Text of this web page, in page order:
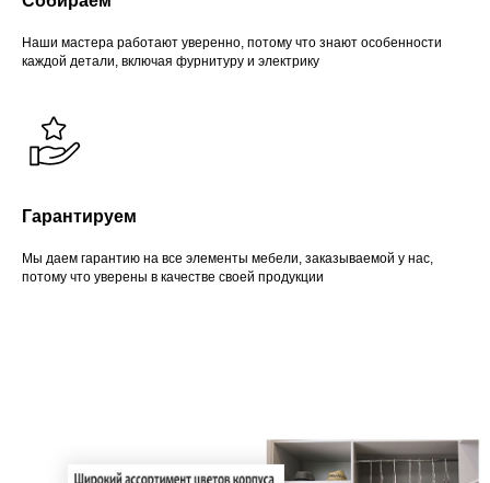
Наши мастера работают уверенно, потому что знают особенности
каждой детали, включая фурнитуру и электрику
Гарантируем
Мы даем гарантию на все элементы мебели, заказываемой у нас,
потому что уверены в качестве своей продукции